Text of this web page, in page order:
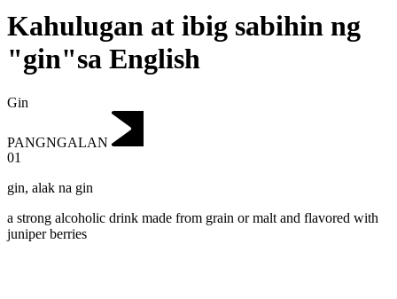
Kahulugan at ibig sabihin ng
"gin"sa English
Gin
PANGNGALAN
01
gin, alak na gin
a strong alcoholic drink made from grain or malt and flavored with
juniper berries